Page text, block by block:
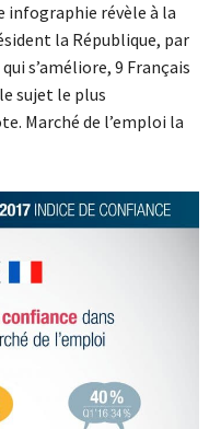
infographie révèle à la
la République, par
s’améliore, 9 Français
sujet le plus
Marché de l’emploi la